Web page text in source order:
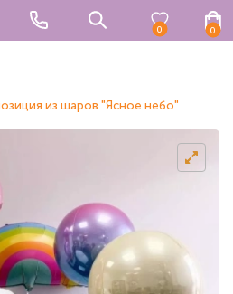
0 0
из шаров "Ясное небо"